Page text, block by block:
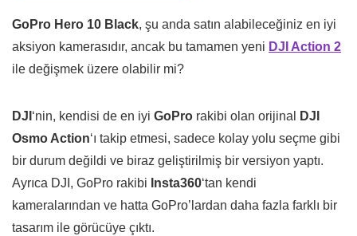
GoPro Hero 10 Black, şu anda satın alabileceğiniz en iyi
aksiyon kamerasıdır, ancak bu tamamen yeni DJI Action 2
ile değişmek üzere olabilir mi?
DJI ‘nin, kendisi de en iyi GoPro rakibi olan orijinal
DJI
Osmo Action‘ı takip etmesi, sadece kolay yolu seçme gibi
bir durum değildi ve biraz geliştirilmiş bir versiyon yaptı.
Ayrıca DJI, GoPro rakibi Insta360‘tan kendi
kameralarından ve hatta GoPro’lardan daha fazla farklı bir
tasarım ile görücüye çıktı.